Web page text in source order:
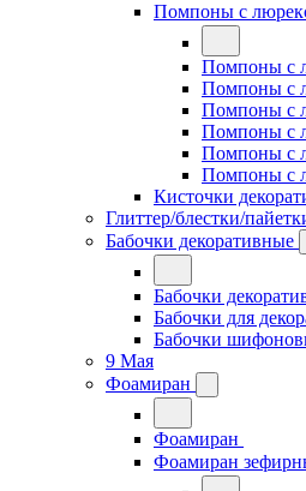
Помпоны с
Помпоны с
Помпоны с
Помпоны с
Помпоны с
Помпоны с
Помпоны с
Кисточки
Глиттер/блестки/
Бабочки декоративные
Бабочки
Бабочки для
Бабочки
9 Мая
Фоамиран
Фоамиран
Фоамиран